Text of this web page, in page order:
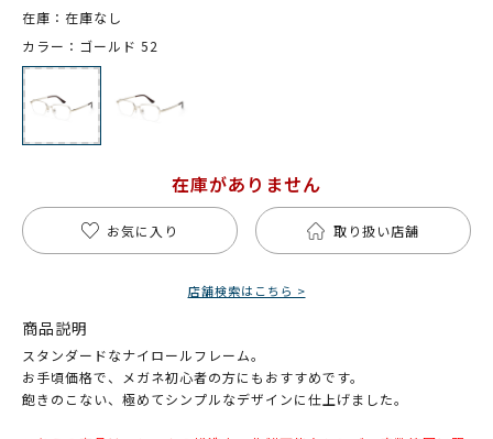
在庫：在庫なし
カラー：ゴールド 52
在庫がありません
お気に入り 取り扱い店舗
店舗検索はこちら >
商品説明
スタンダードなナイロールフレーム。
お手頃価格で、メガネ初心者の方にもおすすめです。
飽きのこない、極めてシンプルなデザインに仕上げました。